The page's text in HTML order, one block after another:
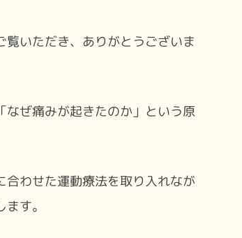
いただき、ありがとうございま
ぜ痛みが起きたのか」という原
わせた運動療法を取り入れなが
す。